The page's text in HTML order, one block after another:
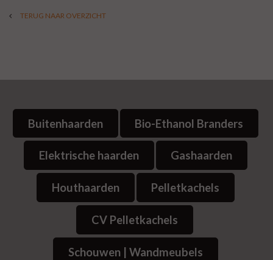
TERUG NAAR OVERZICHT
Buitenhaarden Bio-Ethanol Branders
Elektrische haarden Gashaarden
Houthaarden Pelletkachels
CV Pelletkachels
Schouwen | Wandmeubels